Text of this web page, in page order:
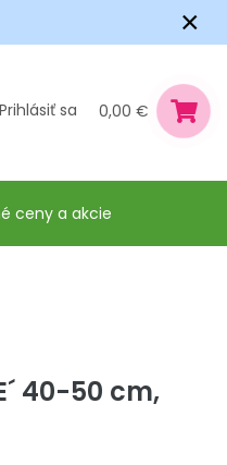
×
Prihlásiť sa 0,00 €
ceny a akcie
40-50 cm,